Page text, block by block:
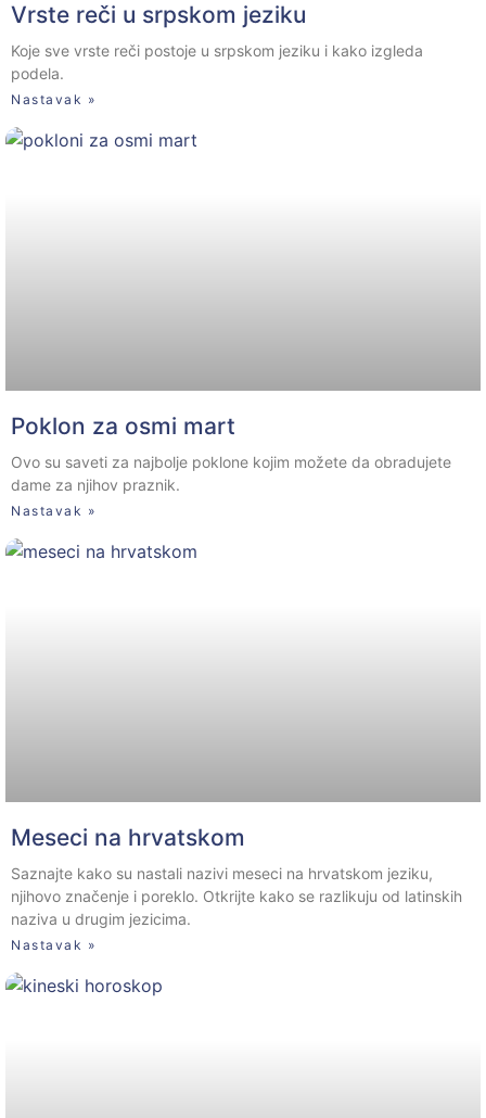
Vrste reči u srpskom jeziku
Koje sve vrste reči postoje u srpskom jeziku i kako izgleda
podela.
Nastavak »
Poklon za osmi mart
Ovo su saveti za najbolje poklone kojim možete da obradujete
dame za njihov praznik.
Nastavak »
Meseci na hrvatskom
Saznajte kako su nastali nazivi meseci na hrvatskom jeziku,
njihovo značenje i poreklo. Otkrijte kako se razlikuju od latinskih
naziva u drugim jezicima.
Nastavak »